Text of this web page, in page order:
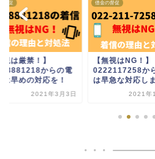
督促
視はNG！】
からの電話
急な対応しましょ...
2021年12月29日
借金の督促
【注意！】
08008087000か
話には早めの対
2021